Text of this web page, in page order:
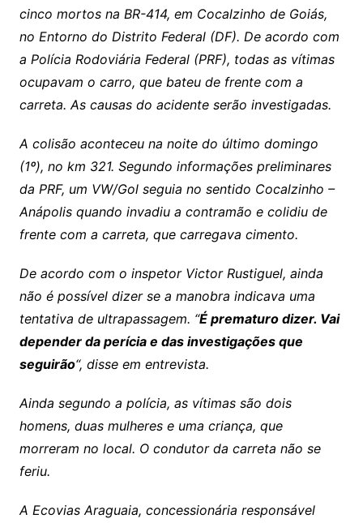
cinco mortos na BR-414, em Cocalzinho de Goiás,
no Entorno do Distrito Federal (DF). De acordo com
a Polícia Rodoviária Federal (PRF), todas as vítimas
ocupavam o carro, que bateu de frente com a
carreta. As causas do acidente serão investigadas.
A colisão aconteceu na noite do último domingo
(1º), no km 321. Segundo informações preliminares
da PRF, um VW/Gol seguia no sentido Cocalzinho –
Anápolis quando invadiu a contramão e colidiu de
frente com a carreta, que carregava cimento.
De acordo com o inspetor Victor Rustiguel, ainda
não é possível dizer se a manobra indicava uma
tentativa de ultrapassagem. “É prematuro dizer. Vai
depender da perícia e das investigações que
seguirão“, disse em entrevista.
Ainda segundo a polícia, as vítimas são dois
homens, duas mulheres e uma criança, que
morreram no local. O condutor da carreta não se
feriu.
A Ecovias Araguaia, concessionária responsável